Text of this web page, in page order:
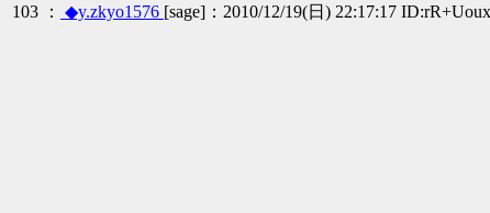
103 ： ◆y.zkyo1576 [sage]：2010/12/19(日) 22:17:17
/⌒厂 二
┴=〈／ -
／ ／ ⌒ヽ-‐
/ ／ }＼
/ ／ ／ﾉ
/ / ｛〈
｛/ / ／ 从＼